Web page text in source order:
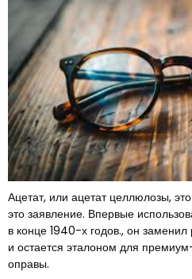
Ацетат, или ацетат целлюлозы,
это заявление. Впервые
в конце 1940-х годов., он
и остается эталоном для
оправы.